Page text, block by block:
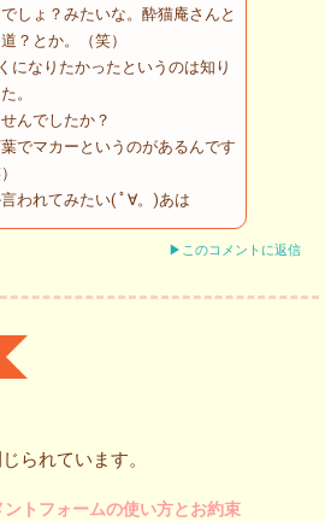
しょ？みたいな。酔猫庵さんと
？とか。（笑）
になりたかったというのは知り
。
んでしたか？
でマカーというのがあるんです
われてみたい( ﾟ∀。)あは
▶このコメントに返信
られています。
トフォームの使い方とお約束